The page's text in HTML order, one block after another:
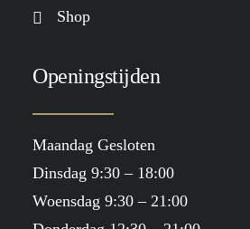
Shop
Openingstijden
Maandag Gesloten
Dinsdag 9:30 – 18:00
Woensdag 9:30 – 21:00